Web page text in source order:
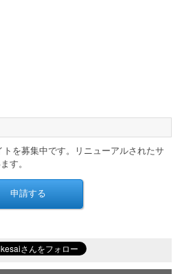
を募集中です。リニューアルされたサ
す。